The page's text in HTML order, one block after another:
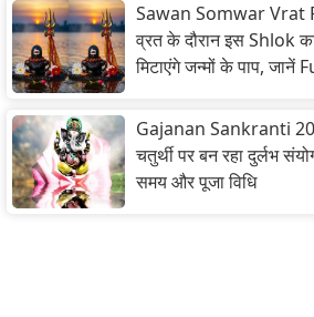
Sawan Somwar Vrat
व्रत के दौरान इस Shlok
मिटाएंगे जन्मों के पाप, जानें
Gajanan Sankranti
चतुर्थी पर बन रहा दुर्लभ
समय और पूजा विधि